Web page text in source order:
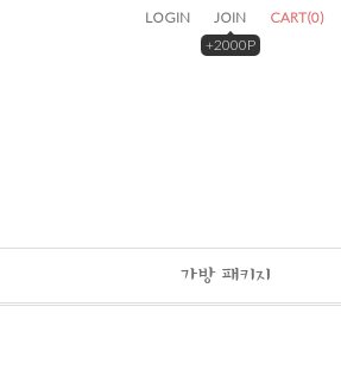
LOGIN
JOIN
+2000P
CART(0)
가방 패키지